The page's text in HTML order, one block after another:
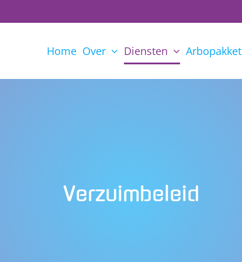
Home Over Diensten Arbopakket
Verzuimbeleid